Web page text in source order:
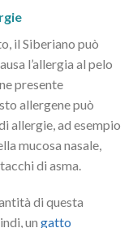
il Siberiano può
l’allergia al pelo
presente
allergene può
allergie, ad esempio
mucosa nasale,
di asma.
di questa
un gatto